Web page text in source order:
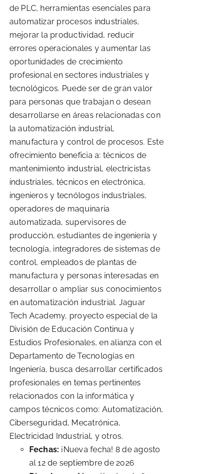
de PLC, herramientas esenciales para
automatizar procesos industriales,
mejorar la productividad, reducir
errores operacionales y aumentar las
oportunidades de crecimiento
profesional en sectores industriales y
tecnológicos. Puede ser de gran valor
para personas que trabajan o desean
desarrollarse en áreas relacionadas con
la automatización industrial,
manufactura y control de procesos. Este
ofrecimiento beneficia a: técnicos de
mantenimiento industrial, electricistas
industriales, técnicos en electrónica,
ingenieros y tecnólogos industriales,
operadores de maquinaria
automatizada, supervisores de
producción, estudiantes de ingeniería y
tecnología, integradores de sistemas de
control, empleados de plantas de
manufactura y personas interesadas en
desarrollar o ampliar sus conocimientos
en automatización industrial. Jaguar
Tech Academy, proyecto especial de la
División de Educación Continua y
Estudios Profesionales, en alianza con el
Departamento de Tecnologías en
Ingeniería, busca desarrollar certificados
profesionales en temas pertinentes
relacionados con la informática y
campos técnicos como: Automatización,
Ciberseguridad, Mecatrónica,
Electricidad Industrial, y otros.
Fechas: ¡Nueva fecha! 8 de agosto
al 12 de septiembre de 2026